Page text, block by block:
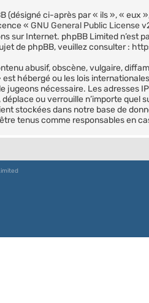
(désigné ci-après par « ils », « eux
« GNU General Public License
sur Internet. phpBB Limited n’est
de phpBB, veuillez consulter :
abusif, obscène, vulgaire,
hébergé ou les lois
jugeons nécessaire. Les
ou verrouille n’importe
stockées dans notre base de
tenus comme responsables en